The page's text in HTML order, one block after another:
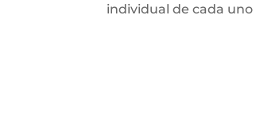
individual de cada uno